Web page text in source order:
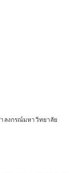
ลงกรณ์มหาวิทยาลัย